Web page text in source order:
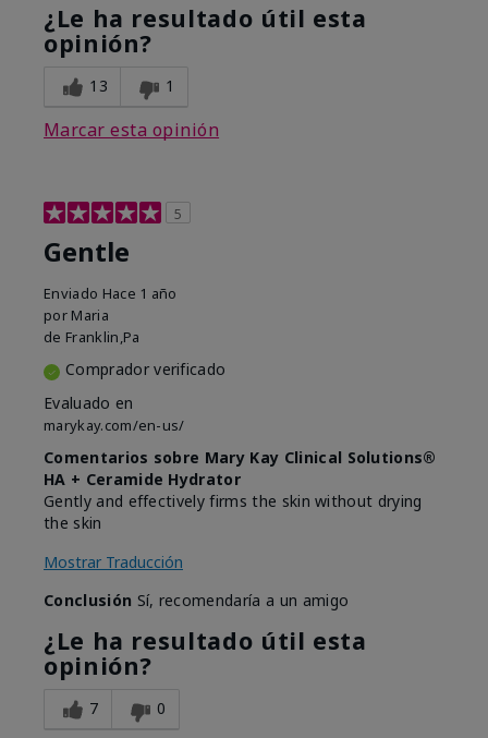
¿Le ha resultado útil esta
opinión?
13 1
Marcar esta opinión
5
Gentle
Enviado Hace 1 año
por Maria
de Franklin,Pa
Comprador verificado
Evaluado en
marykay.com/en-us/
Comentarios sobre Mary Kay Clinical Solutions®
HA + Ceramide Hydrator
Gently and effectively firms the skin without drying
the skin
Mostrar Traducción
Conclusión Sí, recomendaría a un amigo
¿Le ha resultado útil esta
opinión?
7 0